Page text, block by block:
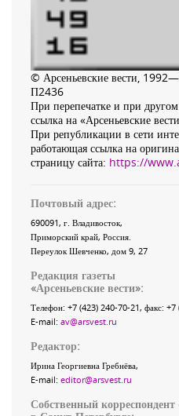
© Арсеньевские вести,
П2436
При перепечатке и при
ссылка на «Арсеньевские
При републикации в сети
работающая ссылка на
страницу сайта: https://
Почтовый адрес:
690091, г. Владивосток,
Приморский край, Россия
Переулок Шевченко, дом 9, 27
Редакция газеты
«Арсеньевские вести»:
Телефон: +7 (423) 240-70-21, факс: +7
E-mail: av@arsvest.ru
Редактор:
Ирина Георгиевна Гребнёва,
E-mail: editor@arsvest.ru
Собственный